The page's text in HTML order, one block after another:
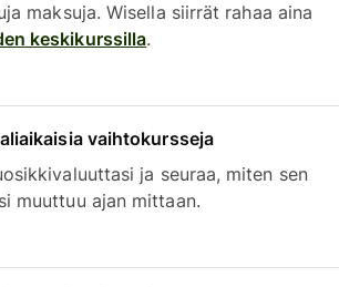
maksuja. Wisella siirrät rahaa aina
keskikurssilla.
vaihtokursseja
ja seuraa, miten sen
muuttuu ajan mittaan.